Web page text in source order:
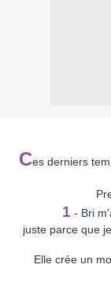
Ces derniers
1 - Bri
juste parce que
Elle crée un